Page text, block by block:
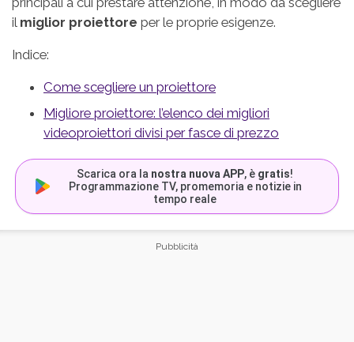
il miglior proiettore per le proprie esigenze.
Indice:
Come scegliere un proiettore
Migliore proiettore: l’elenco dei migliori
videoproiettori divisi per fasce di prezzo
Scarica ora la nostra nuova APP, è gratis!
Programmazione TV, promemoria e notizie in
tempo reale